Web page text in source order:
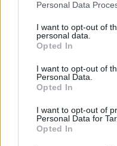
not limited to your visit or
grant or deny consent to
use your data for below
consent section.
Personal Data
I want to opt-out of
personal data.
Opted In
I want to opt-out of
Personal Data.
Opted In
I want to opt-out of
Personal Data for
Opted In
ΑΣΕΠ: Εξ
Πιστοποίηση
μέρες
Μάθε πρώτος
ειδήσεις.